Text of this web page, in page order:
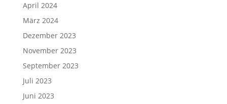
April 2024
März 2024
Dezember 2023
November 2023
September 2023
Juli 2023
Juni 2023